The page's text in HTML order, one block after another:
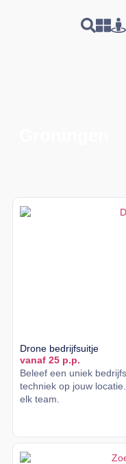
Drone bedrijfsuitje
vanaf 25 p.p.
Beleef een uniek
techniek op jouw
elk team.